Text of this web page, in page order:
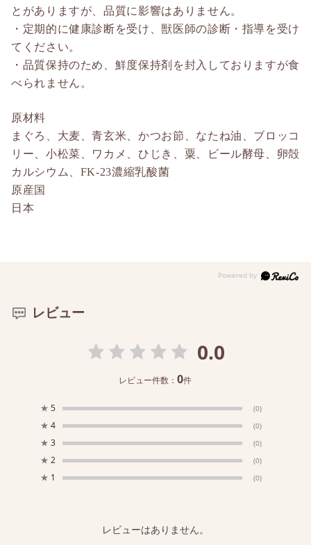
とがありますが、品質に影響はありません。
・定期的に健康診断を受け、獣医師の診断・指導を受け
てください。
・品質保持のため、鮮度保持剤を封入しておりますが食
べられません。
原材料
まぐろ、大麦、青玄米、かつお節、なたね油、ブロッコ
リー、小松菜、ワカメ、ひじき、粟、ビール酵母、卵殻
カルシウム、FK-23濃縮乳酸菌
原産国
日本
レビュー
0.0
レビュー件数：0件
★ 5 (0)
★ 4 (0)
★ 3 (0)
★ 2 (0)
★ 1 (0)
レビューはありません。